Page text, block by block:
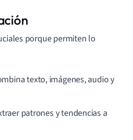
porque permiten lo
texto, imágenes, audio y
patrones y tendencias a